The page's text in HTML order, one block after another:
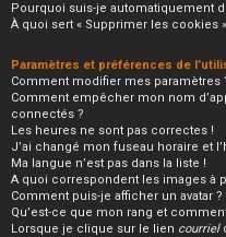
Pourquoi suis-je automatiquement
À quoi sert « Supprimer les cookies
Paramètres et préférences de
Comment modifier mes paramètres
Comment empêcher mon nom
connectés ?
Les heures ne sont pas correctes !
J’ai changé mon fuseau horaire et
Ma langue n’est pas dans la liste !
A quoi correspondent les images à
Comment puis-je afficher un avatar ?
Qu’est-ce que mon rang et
Lorsque je clique sur le lien courriel